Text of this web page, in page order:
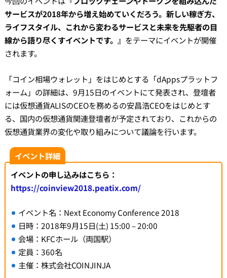
サービスが2018年から増え始めていくだろう。新しい稼ぎ方、
ライフスタイル、これから変わるサービスと未来を先駆者の目
線から語り尽くすイベントです。』 をテーマにイベントが開催
されます。
「コイン相場ウォレット」をはじめとする「dAppsプラットフ
ォーム」の詳細は、9月15日のイベントにて発表され、登壇者
には仮想通貨ALISのCEOを務めるの安昌浩CEOをはじめとす
る、国内の仮想通貨関連登壇者が予定されており、これからの
仮想通貨業界の変化や取り組みについて議論を行います。
イベント詳細
イベントの申し込みはこちら：
https://coinview2018.peatix.com/
イベント名：Next Economy Conference 2018
日時：2018年9月15日(土) 15:00 – 20:00
会場：KFCホール（両国駅）
定員：360名
主催：株式会社COINJINJA